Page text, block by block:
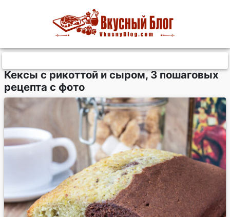
Кексы с рикоттой и сыром, 3 пошаговых
рецепта с фото